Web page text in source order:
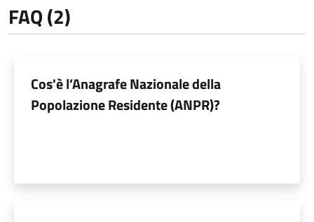
FAQ (2)
Cos'è l’Anagrafe Nazionale della
Popolazione Residente (ANPR)?